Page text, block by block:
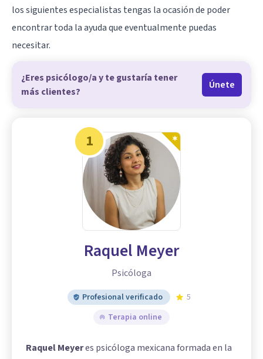
los siguientes especialistas tengas la ocasión de poder
encontrar toda la ayuda que eventualmente puedas
necesitar.
¿Eres psicólogo/a y te gustaría tener
más clientes?
Únete
1
Raquel Meyer
Psicóloga
Profesional verificado
5
Terapia online
Raquel Meyeres psicóloga mexicana formada en la